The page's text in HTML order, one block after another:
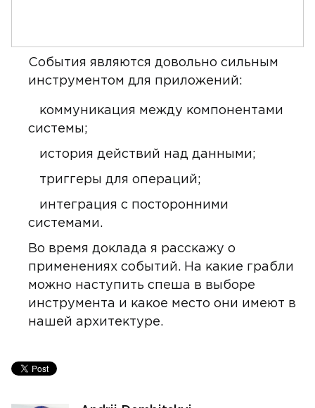
События являются довольно сильным
инструментом для приложений:
коммуникация между компонентами
системы;
история действий над данными;
триггеры для операций;
интеграция с посторонними
системами.
Во время доклада я расскажу о
применениях событий. На какие грабли
можно наступить спеша в выборе
инструмента и какое место они имеют в
нашей архитектуре.